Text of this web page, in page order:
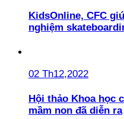
KidsOnline, CFC
nghiệm
02 Th12,2022
Hội thảo Khoa học
mầm non đã diễn ra